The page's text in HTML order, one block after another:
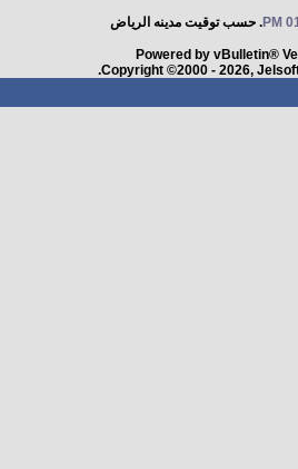
. حسب توقيت مدينه الرياض
Powered by vBulletin®
Copyright ©2000 - 2026,